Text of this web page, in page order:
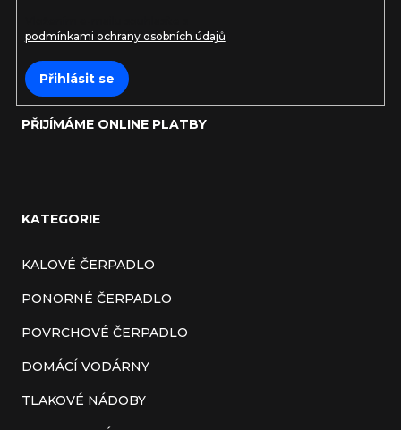
podmínkami ochrany osobních údajů
Přihlásit se
PŘIJÍMÁME ONLINE PLATBY
KATEGORIE
KALOVÉ ČERPADLO
PONORNÉ ČERPADLO
POVRCHOVÉ ČERPADLO
DOMÁCÍ VODÁRNY
TLAKOVÉ NÁDOBY